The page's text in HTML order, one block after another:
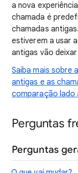
a nova
chamada é
chamadas
estiverem a usar
antigas vão
Saiba mais sobre
antigas e as
comparação lado
Perguntas
Perguntas